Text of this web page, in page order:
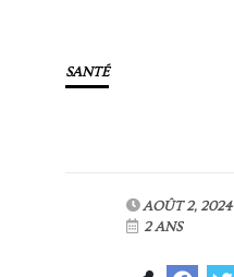
SANTÉ
AOÛT 2, 2024
2 ANS